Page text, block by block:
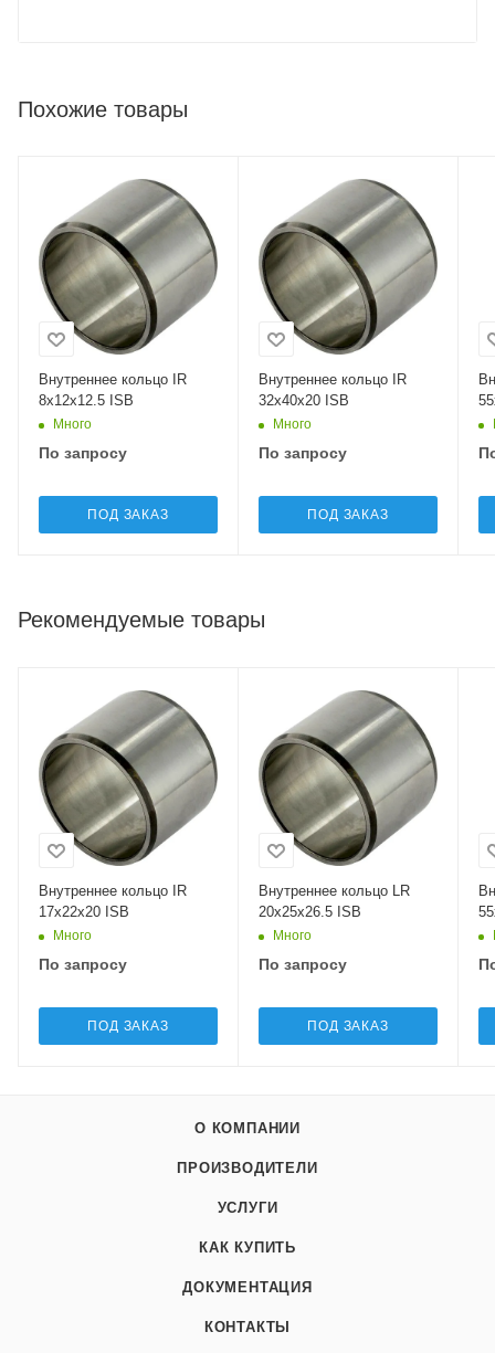
Похожие товары
Внутреннее кольцо IR
8x12x12.5 ISB
Много
По запросу
ПОД ЗАКАЗ
Внутреннее кольцо IR
32x40x20 ISB
Много
По запросу
ПОД ЗАКАЗ
Рекомендуемые товары
Внутреннее кольцо IR
17x22x20 ISB
Много
По запросу
ПОД ЗАКАЗ
Внутреннее кольцо LR
20x25x26.5 ISB
Много
По запросу
ПОД ЗАКАЗ
О КОМПАНИИ
ПРОИЗВОДИТЕЛИ
УСЛУГИ
КАК КУПИТЬ
ДОКУМЕНТАЦИЯ
КОНТАКТЫ